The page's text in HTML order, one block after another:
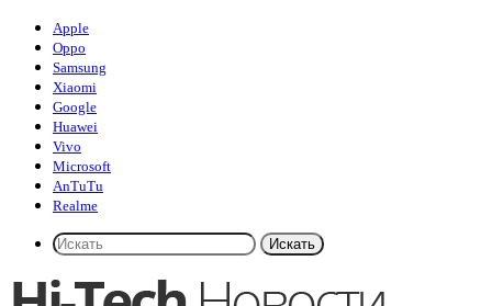
Apple
Oppo
Samsung
Xiaomi
Google
Huawei
Vivo
Microsoft
AnTuTu
Realme
Искать